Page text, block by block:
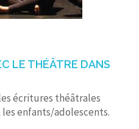
LE THÉÂTRE DANS
écritures théâtrales
les enfants/adolescents.